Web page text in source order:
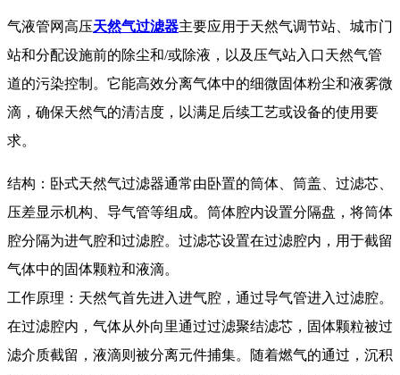
气液管网高压天然气过滤器主要应用于天然气调节站、城市门
站和分配设施前的除尘和/或除液，以及压气站入口天然气管
道的污染控制。它能高效分离气体中的细微固体粉尘和液雾微
滴，确保天然气的清洁度，以满足后续工艺或设备的使用要
求。
结构：卧式天然气过滤器通常由卧置的筒体、筒盖、过滤芯、
压差显示机构、导气管等组成。筒体腔内设置分隔盘，将筒体
腔分隔为进气腔和过滤腔。过滤芯设置在过滤腔内，用于截留
气体中的固体颗粒和液滴。
工作原理：天然气首先进入进气腔，通过导气管进入过滤腔。
在过滤腔内，气体从外向里通过过滤聚结滤芯，固体颗粒被过
滤介质截留，液滴则被分离元件捕集。随着燃气的通过，沉积